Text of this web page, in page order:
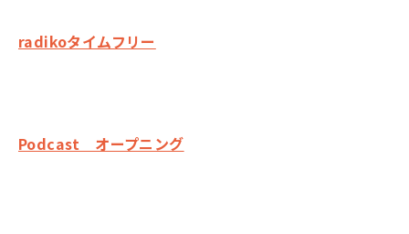
radikoタイムフリー
Podcast オープニング